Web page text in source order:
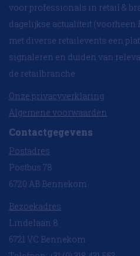
voor professionals in retail &
dagelijkse actualiteit (voorheen
met diverse retailevents een
signaleren en duiden van
de retailbranche.
Onze privacyverklaring
Algemene voorwaarden
Contactgegevens
Postadres
Postbus 78
6720 AB Bennekom
Bezoekadres
Lindelaan 8
6721 VC Bennekom